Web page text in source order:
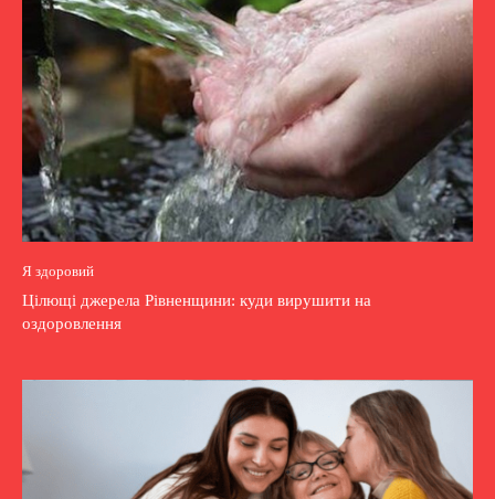
Я здоровий
Цілющі джерела Рівненщини: куди вирушити на
оздоровлення